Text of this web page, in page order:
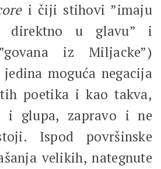
i čiji stihovi ”imaju
direktno u glavu” i
iz Miljacke”)
moguća negacija
poetika i kao takva,
i glupa, zapravo i ne
Ispod površinske
velikih, nategnute